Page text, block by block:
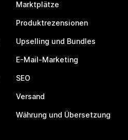
Marktplätze
Produktrezensionen
Upselling und Bundles
E-Mail-Marketing
SEO
Versand
Währung und Übersetzung